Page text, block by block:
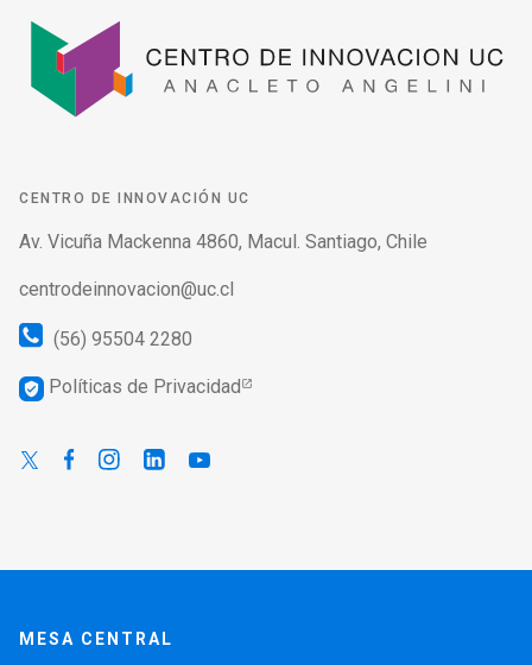
CENTRO DE INNOVACIÓN UC
Av. Vicuña Mackenna 4860, Macul. Santiago, Chile
centrodeinnovacion@uc.cl
(56) 95504 2280
verified_user Políticas de Privacidad
MESA CENTRAL